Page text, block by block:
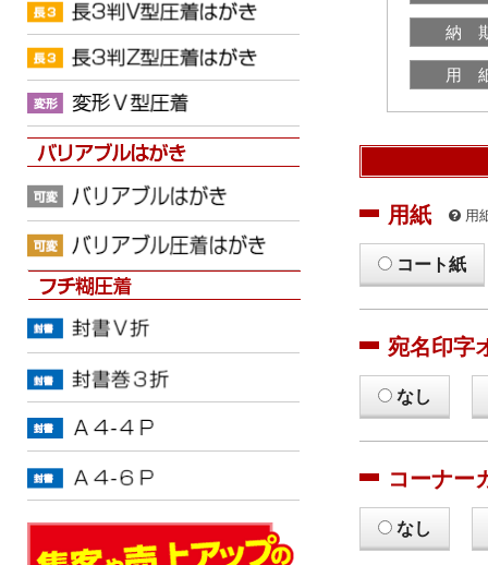
納
用
用紙 用
コート紙
宛名印字
なし
コーナー
なし